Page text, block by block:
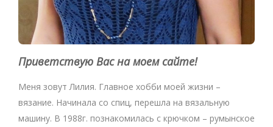
Приветствую Вас на моем сайте!
Меня зовут Лилия. Главное хобби моей жизни –
вязание. Начинала со спиц, перешла на вязальную
машину. В 1988г. познакомилась с крючком – румынское